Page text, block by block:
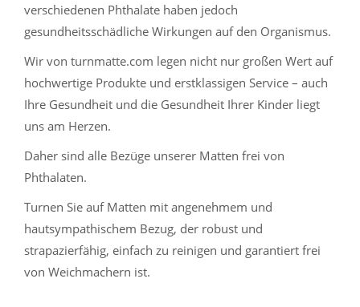
verschiedenen Phthalate haben jedoch
gesundheitsschädliche Wirkungen auf den Organismus.
Wir von turnmatte.com legen nicht nur großen Wert auf
hochwertige Produkte und erstklassigen Service – auch
Ihre Gesundheit und die Gesundheit Ihrer Kinder liegt
uns am Herzen.
Daher sind alle Bezüge unserer Matten frei von
Phthalaten.
Turnen Sie auf Matten mit angenehmem und
hautsympathischem Bezug, der robust und
strapazierfähig, einfach zu reinigen und garantiert frei
von Weichmachern ist.